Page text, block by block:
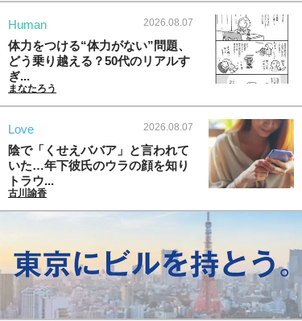
Human 2026.08.07
体力をつける“体力がない”問題、
どう乗り越える？50代のリアルす
ぎ...
まなたろう
Love 2026.08.07
陰で「くせえババア」と言われて
いた…年下彼氏のウラの顔を知り
トラウ...
古川諭香